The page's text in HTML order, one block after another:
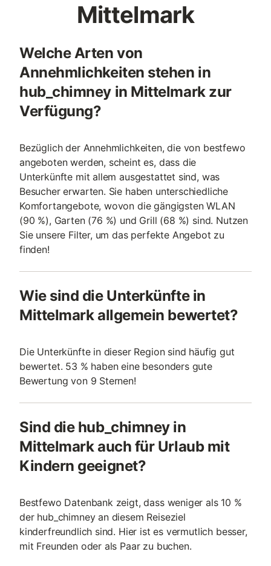
Mittelmark
Welche Arten von
Annehmlichkeiten stehen in
hub_chimney in Mittelmark zur
Verfügung?
Bezüglich der Annehmlichkeiten, die von bestfewo
angeboten werden, scheint es, dass die
Unterkünfte mit allem ausgestattet sind, was
Besucher erwarten. Sie haben unterschiedliche
Komfortangebote, wovon die gängigsten WLAN
(90 %), Garten (76 %) und Grill (68 %) sind. Nutzen
Sie unsere Filter, um das perfekte Angebot zu
finden!
Wie sind die Unterkünfte in
Mittelmark allgemein bewertet?
Die Unterkünfte in dieser Region sind häufig gut
bewertet. 53 % haben eine besonders gute
Bewertung von 9 Sternen!
Sind die hub_chimney in
Mittelmark auch für Urlaub mit
Kindern geeignet?
Bestfewo Datenbank zeigt, dass weniger als 10 %
der hub_chimney an diesem Reiseziel
kinderfreundlich sind. Hier ist es vermutlich besser,
mit Freunden oder als Paar zu buchen.